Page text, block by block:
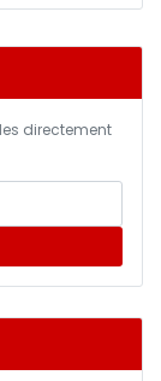
directement